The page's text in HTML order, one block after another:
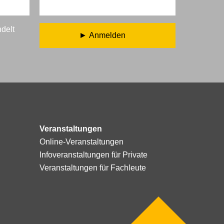
Anmelden
Veranstaltungen
Online-Veranstaltungen
Infoveranstaltungen für Private
Veranstaltungen für Fachleute